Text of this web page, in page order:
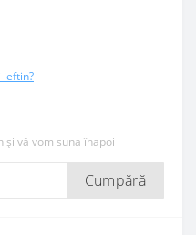
ieftin?
vă vom suna înapoi
Cumpără